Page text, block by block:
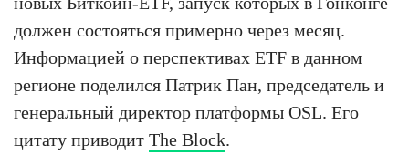
должен состояться примерно через месяц.
Информацией о перспективах ETF в данном
регионе поделился Патрик Пан, председатель и
генеральный директор платформы OSL. Его
цитату приводит The Block.